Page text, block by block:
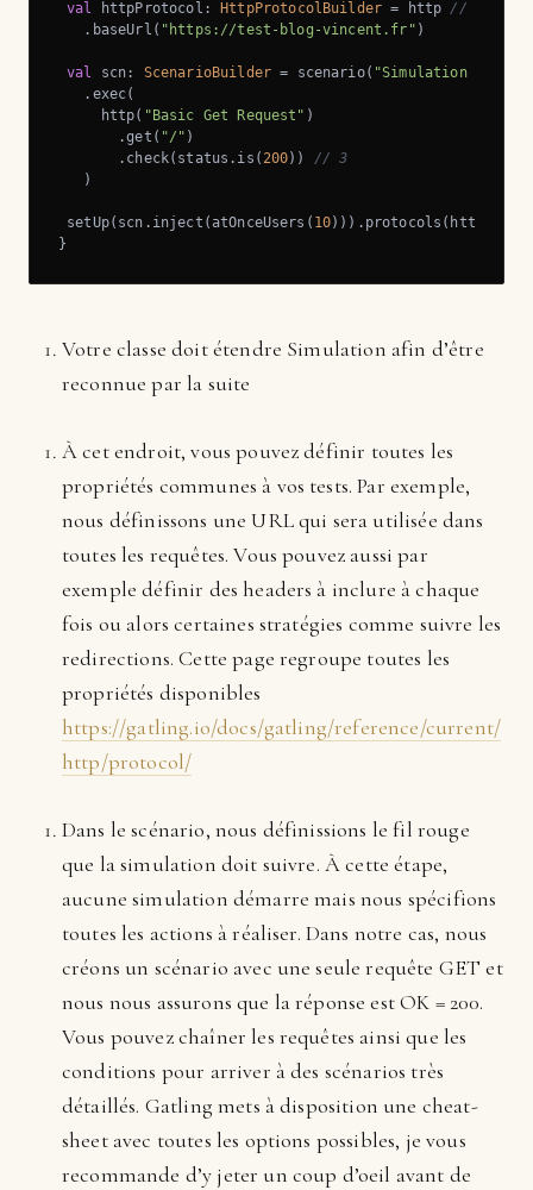
val httpProtocol: HttpProtocolBuilder = http // 2
   .baseUrl(
"https://test-blog-vincent.fr" )
val scn: ScenarioBuilder = scenario( "Simulation For
   .exec(
     http(
"Basic Get Request" )
       .get(
"/" )
       .check(status.is(
200)) // 3
   )
setUp(scn.inject(atOnceUsers( 10
}
Votre classe doit étendre Simulation afin d’être
reconnue par la suite
À cet endroit, vous pouvez définir toutes les
propriétés communes à vos tests. Par exemple,
nous définissons une URL qui sera utilisée dans
toutes les requêtes. Vous pouvez aussi par
exemple définir des headers à inclure à chaque
fois ou alors certaines stratégies comme suivre les
redirections. Cette page regroupe toutes les
propriétés disponibles
https://gatling.io/docs/gatling/reference/current/
http/protocol/
Dans le scénario, nous définissions le fil rouge
que la simulation doit suivre. À cette étape,
aucune simulation démarre mais nous spécifions
toutes les actions à réaliser. Dans notre cas, nous
créons un scénario avec une seule requête GET et
nous nous assurons que la réponse est OK = 200.
Vous pouvez chaîner les requêtes ainsi que les
conditions pour arriver à des scénarios très
détaillés. Gatling mets à disposition une cheat-
sheet avec toutes les options possibles, je vous
recommande d’y jeter un coup d’oeil avant de